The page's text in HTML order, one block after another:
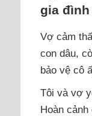
gia
Vợ cảm
con dâu,
bảo vệ cô
Tôi và vợ
Hoàn